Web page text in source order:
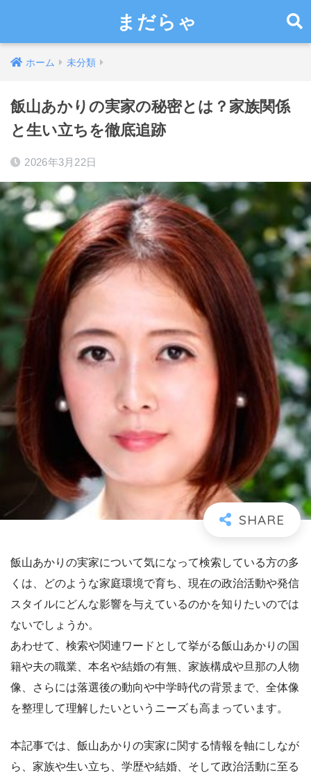
まだらゃ
ホーム 未分類
飯山あかりの実家の秘密とは？家族関係
と生い立ちを徹底追跡
2026年3月22日
飯山あかりの実家について気になって検索している方の多
くは、どのような家庭環境で育ち、現在の政治活動や発信
スタイルにどんな影響を与えているのかを知りたいのでは
ないでしょうか。
あわせて、検索や関連ワードとして挙がる飯山あかりの国
籍や夫の職業、本名や結婚の有無、家族構成や旦那の人物
像、さらには落選後の動向や中学時代の背景まで、全体像
を整理して理解したいというニーズも高まっています。
本記事では、飯山あかりの実家に関する情報を軸にしなが
ら、家族や生い立ち、学歴や結婚、そして政治活動に至る